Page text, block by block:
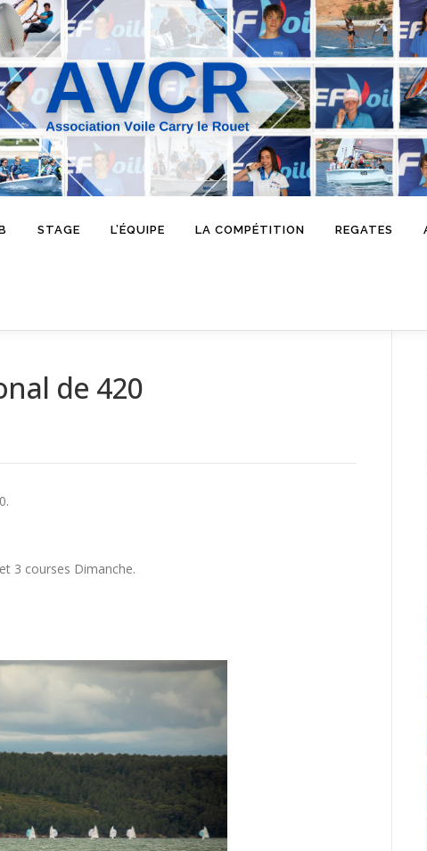
STAGE L’ÉQUIPE LA COMPÉTITION REGATES
de 420
3 courses Dimanche.